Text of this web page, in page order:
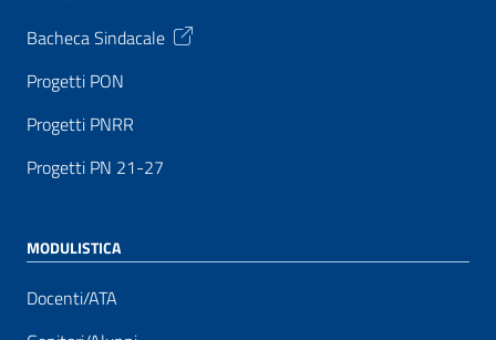
Bacheca Sindacale
Progetti PON
Progetti PNRR
Progetti PN 21-27
MODULISTICA
Docenti/ATA